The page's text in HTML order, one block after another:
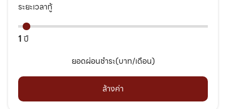
ระยะเวลากู้
1 ปี
ยอดผ่อนชำระ(บาท/เดือน)
ล้างค่า